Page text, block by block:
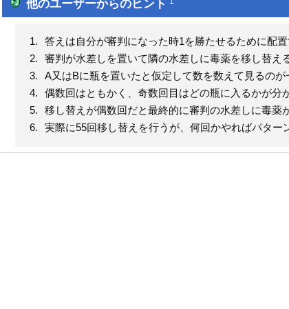
他のユーザーからのヒント
答えは自分が審判になった時1を勝たせるために配
審判が水差しを置いて隣の水差しに毒薬を移し替え
A又はBに瓶を置いたと仮定して数を数えて見るのが
偶数回はともかく、奇数回目はどの瓶に入るかが分
移し替えが偶数回だと最終的に審判の水差しに毒薬
実際に55回移し替えを行うが、何回かやればパター